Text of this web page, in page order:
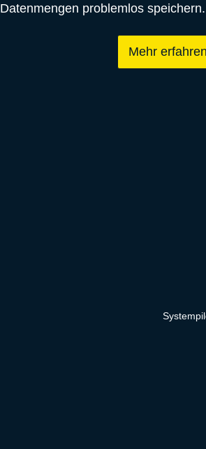
Datenmengen problemlos speichern.
Mehr erfahren